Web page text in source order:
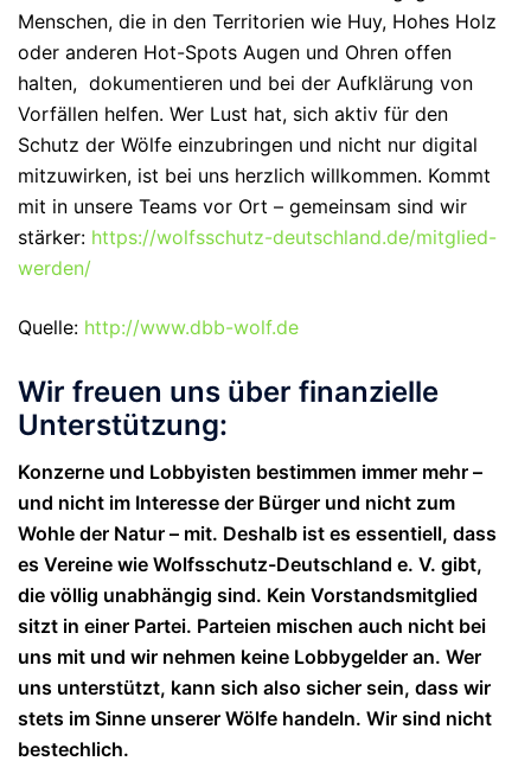
Menschen, die in den Territorien wie Huy, Hohes Holz
oder anderen Hot-Spots Augen und Ohren offen
halten, dokumentieren und bei der Aufklärung von
Vorfällen helfen. Wer Lust hat, sich aktiv für den
Schutz der Wölfe einzubringen und nicht nur digital
mitzuwirken, ist bei uns herzlich willkommen. Kommt
mit in unsere Teams vor Ort – gemeinsam sind wir
stärker: https://wolfsschutz-deutschland.de/mitglied-
werden/
Quelle: http://www.dbb-wolf.de
Wir freuen uns über finanzielle
Unterstützung:
Konzerne und Lobbyisten bestimmen immer mehr –
und nicht im Interesse der Bürger und nicht zum
Wohle der Natur – mit. Deshalb ist es essentiell, dass
es Vereine wie Wolfsschutz-Deutschland e. V. gibt,
die völlig unabhängig sind. Kein Vorstandsmitglied
sitzt in einer Partei. Parteien mischen auch nicht bei
uns mit und wir nehmen keine Lobbygelder an. Wer
uns unterstützt, kann sich also sicher sein, dass wir
stets im Sinne unserer Wölfe handeln. Wir sind nicht
bestechlich.